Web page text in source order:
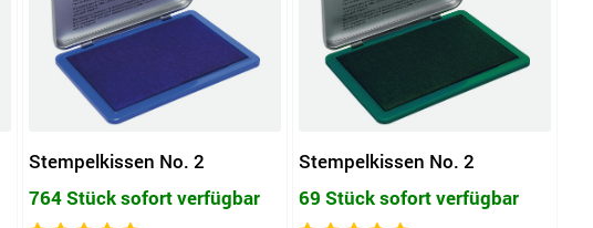
Stempelkissen No. 2
764 Stück sofort verfügbar
Stempelkissen No. 2
69 Stück sofort verfügbar